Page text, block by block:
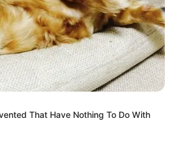
0 0
That Have Nothing To Do With